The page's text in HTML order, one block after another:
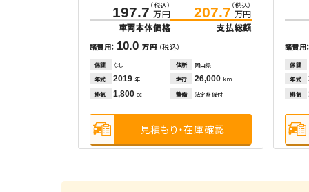
197.7 （税込）
万円
車両本体価格
207.7 （税込）
万円
支払総額
諸費用： 10.0 万円 （税込）
保証 なし 住所
岡山県
年式
2019 年 走行 26,000 km
排気
1,800 cc 整備 法定整備付
見積もり・在庫確認
諸費用
保証
年式
排気